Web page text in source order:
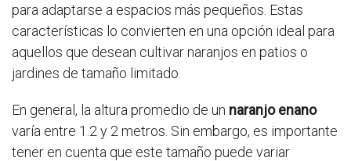
para adaptarse a espacios más pequeños. Estas
características lo convierten en una opción ideal para
aquellos que desean cultivar naranjos en patios o
jardines de tamaño limitado.
En general, la altura promedio de un naranjo enano
varía entre 1.2 y 2 metros. Sin embargo, es importante
tener en cuenta que este tamaño puede variar